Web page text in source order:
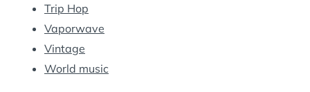
Trip Hop
Vaporwave
Vintage
World music